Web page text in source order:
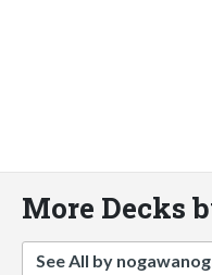
More Decks
See All by